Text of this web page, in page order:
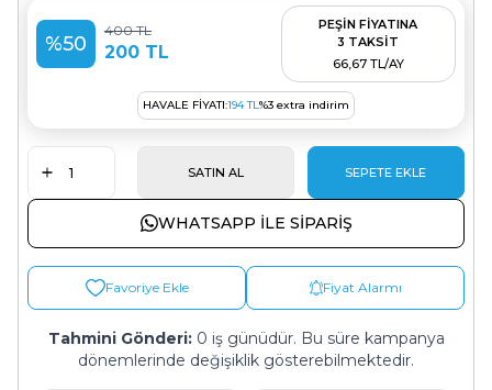
%50
400TL
200 TL
PEŞİN FİYATINA
3 TAKSİT
66,67 TL/AY
HAVALE FIYATI:194TL%3 extra indirim
SATIN AL SEPETE EKLE
WHATSAPP ILE SIPARIŞ
Favoriye Ekle Fiyat Alarmı
Tahmini Gönderi:0 iş günüdür. Bu süre kampanya
dönemlerinde değişiklik gösterebilmektedir.